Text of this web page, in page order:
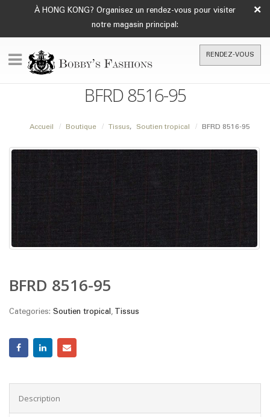
À HONG KONG? Organisez un rendez-vous pour visiter
notre magasin principal:
×
RENDEZ-VOUS
BFRD 8516-95
Accueil Boutique Tissus, Soutien tropical BFRD 8516-95
BFRD 8516-95
Categories: Soutien tropical , Tissus
Description